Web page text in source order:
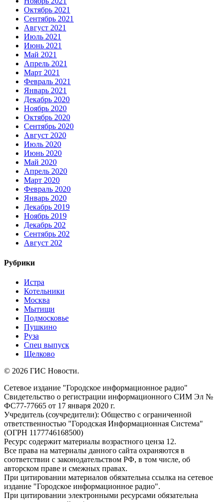
Октябрь 2021
Сентябрь 2021
Август 2021
Июль 2021
Июнь 2021
Май 2021
Апрель 2021
Март 2021
Февраль 2021
Январь 2021
Декабрь 2020
Ноябрь 2020
Октябрь 2020
Сентябрь 2020
Август 2020
Июль 2020
Июнь 2020
Май 2020
Апрель 2020
Март 2020
Февраль 2020
Январь 2020
Декабрь 2019
Ноябрь 2019
Декабрь 202
Сентябрь 202
Август 202
Рубрики
Истра
Котельники
Москва
Мытищи
Подмосковье
Пушкино
Руза
Спец выпуск
Щелково
© 2026 ГИС Новости.
Сетевое издание "Городское информационное радио"
Свидетельство о регистрации информационного СИМ Эл №
ФС77-77665 от 17 января 2020 г.
Учредитель (соучредители): Общество с ограниченной
ответственностью "Городская Информационная Система"
(ОГРН 1177746168500)
Ресурс содержит материалы возрастного ценза 12.
Все права на материалы данного сайта охраняются в
соответствии с законодательством РФ, в том числе, об
авторском праве и смежных правах.
При цитировании материалов обязательна ссылка на сетевое
издание "Городское информационное радио".
При цитировании электронными ресурсами обязательна